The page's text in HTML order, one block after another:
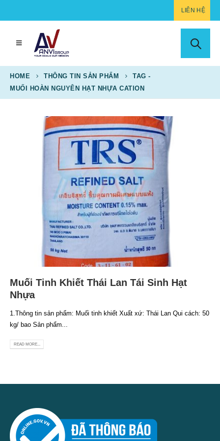
LIÊN HỆ
HOME THÔNG TIN SẢN PHẨM
TAG -
MUỐI HOÀN NGUYÊN HẠT NHỰA CATION
Muối Tinh Khiết Thái Lan Tái Sinh Hạt
Nhựa
1.Thông tin sản phẩm: Muối tinh khiết Xuất xứ: Thái Lan Qui cách: 50
kg/ bao Sản phẩm...
READ MORE...